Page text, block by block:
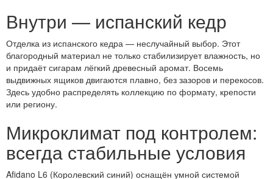
Внутри — испанский кедр
Отделка из испанского кедра — неслучайный выбор. Этот
благородный материал не только стабилизирует влажность, но
и придаёт сигарам лёгкий древесный аромат. Восемь
выдвижных ящиков двигаются плавно, без зазоров и перекосов.
Здесь удобно распределять коллекцию по формату, крепости
или региону.
Микроклимат под контролем:
всегда стабильные условия
Afidano L6 (Королевский синий) оснащён умной системой